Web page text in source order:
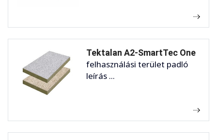
Tektalan A2-SmartTec One
felhasználási terület padló
leírás ...